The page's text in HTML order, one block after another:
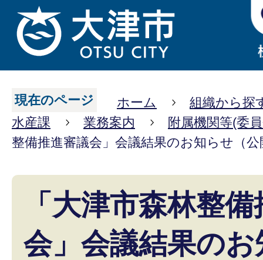
現在のページ ホーム
組織から探
水産課
業務案内
附属機関等(委
整備推進審議会」会議結果のお知らせ（公
「大津市森林整
会」会議結果の